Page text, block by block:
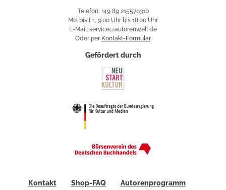
Telefon: +49 89 215570310
Mo. bis Fr., 9:00 Uhr bis 18:00 Uhr
E-Mail: service@autorenwelt.de
Oder per Kontakt-Formular.
Gefördert durch
Kontakt Shop-FAQ Autorenprogramm